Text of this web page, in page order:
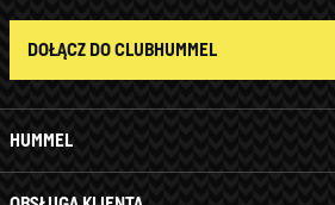
HUMMEL
DOŁĄCZ DO CLUBHUMMEL